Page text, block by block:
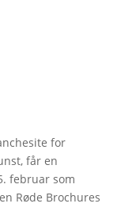
for
får en
februar som
Røde Brochures